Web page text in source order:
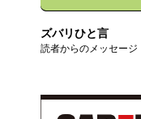
ズバリひと言
読者からのメッセージ